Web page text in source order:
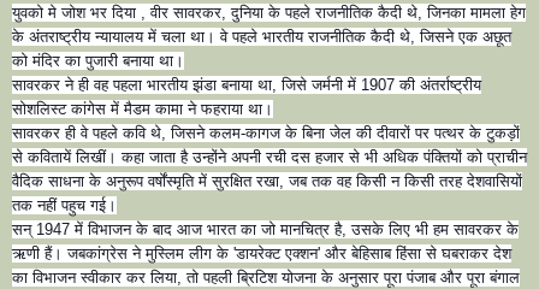
युवको मे जोश भर दिया , वीर सावरकर, दुनिया के पहले राजनीतिक कैदी थे, जिनका मामला हेग
के अंतराष्ट्रीय न्यायालय में चला था। वे पहले भारतीय राजनीतिक कैदी थे, जिसने एक अछूत
को मंदिर का पुजारी बनाया था।
सावरकर ने ही वह पहला भारतीय झंडा बनाया था, जिसे जर्मनी में 1907 की अंतर्राष्ट्रीय
सोशलिस्ट कांगेस में मैडम कामा ने फहराया था।
सावरकर ही वे पहले कवि थे, जिसने कलम-कागज के बिना जेल की दीवारों पर पत्थर के टुकड़ों
से कवितायें लिखीं। कहा जाता है उन्होंने अपनी रची दस हजार से भी अधिक पंक्तियों को प्राचीन
वैदिक साधना के अनुरूप वर्षोंस्मृति में सुरक्षित रखा, जब तक वह किसी न किसी तरह देशवासियों
तक नहीं पहुच गई।
सन् 1947 में विभाजन के बाद आज भारत का जो मानचित्र है, उसके लिए भी हम सावरकर के
ऋणी हैं। जबकांग्रेस ने मुस्लिम लीग के 'डायरेक्ट एक्शन' और बेहिसाब हिंसा से घबराकर देश
का विभाजन स्वीकार कर लिया, तो पहली ब्रिटिश योजना के अनुसार पूरा पंजाब और पूरा बंगाल